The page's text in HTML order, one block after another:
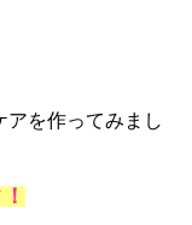
アを作ってみまし